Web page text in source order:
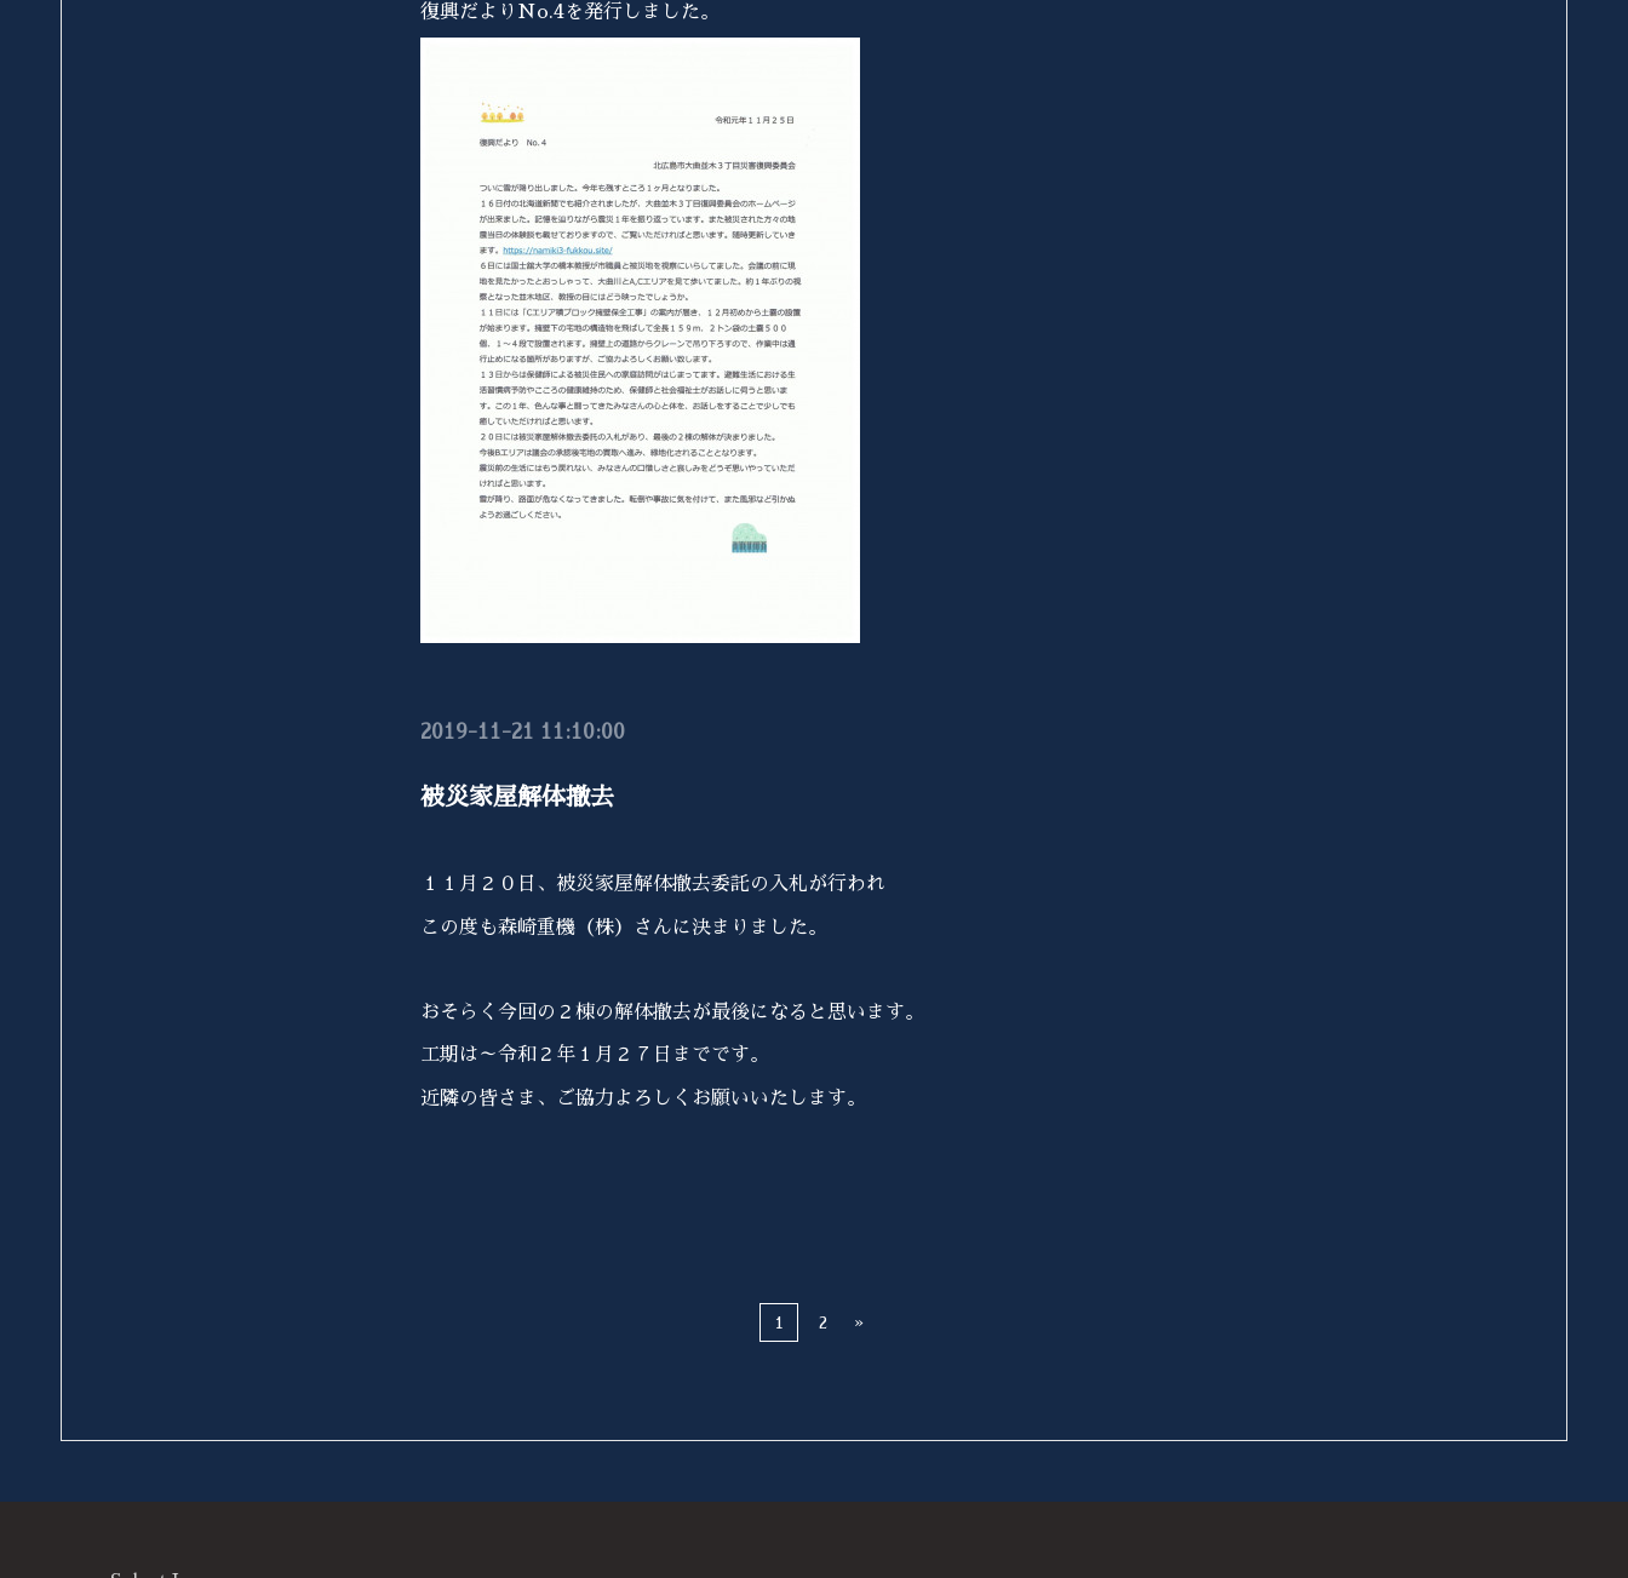
復興だよりNo.4を発行しました。
2019-11-21 11:10:00
被災家屋解体撤去
１１月２０日、被災家屋解体撤去委託の入札が行われ
この度も森崎重機（株）さんに決まりました。
おそらく今回の２棟の解体撤去が最後になると思います。
工期は～令和２年１月２７日までです。
近隣の皆さま、ご協力よろしくお願いいたします。
1 2 »